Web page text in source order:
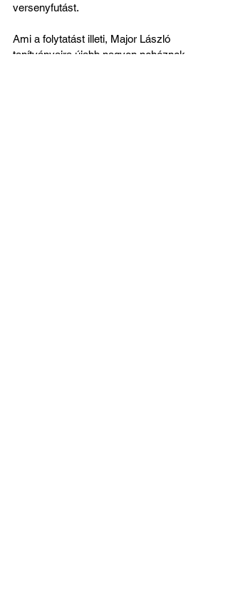
versenyfutást.
Ami a folytatást illeti, Major László
tanítványaira újabb nagyon nehéznek